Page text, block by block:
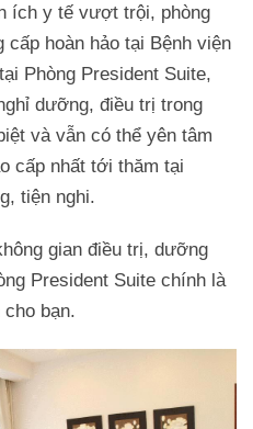
ích y tế vượt trội, phòng
cấp hoàn hảo tại Bệnh viện
Phòng President Suite,
dưỡng, điều trị trong
và vẫn có thể yên tâm
cấp nhất tới thăm tại
tiện nghi.
gian điều trị, dưỡng
President Suite chính là
bạn.